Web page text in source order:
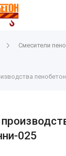
Смесители
025